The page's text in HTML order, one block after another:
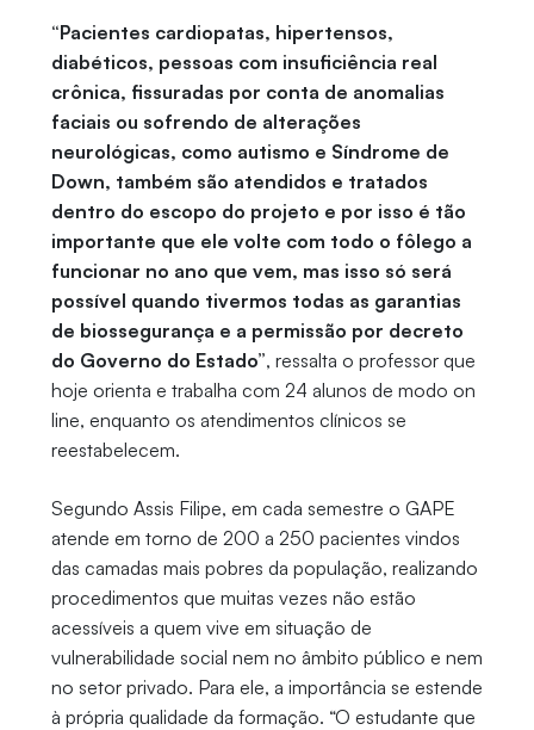
“Pacientes cardiopatas, hipertensos,
diabéticos, pessoas com insuficiência real
crônica, fissuradas por conta de anomalias
faciais ou sofrendo de alterações
neurológicas, como autismo e Síndrome de
Down, também são atendidos e tratados
dentro do escopo do projeto e por isso é tão
importante que ele volte com todo o fôlego a
funcionar no ano que vem, mas isso só será
possível quando tivermos todas as garantias
de biossegurança e a permissão por decreto
do Governo do Estado”, ressalta o professor que
hoje orienta e trabalha com 24 alunos de modo on
line, enquanto os atendimentos clínicos se
reestabelecem.
Segundo Assis Filipe, em cada semestre o GAPE
atende em torno de 200 a 250 pacientes vindos
das camadas mais pobres da população, realizando
procedimentos que muitas vezes não estão
acessíveis a quem vive em situação de
vulnerabilidade social nem no âmbito público e nem
no setor privado. Para ele, a importância se estende
à própria qualidade da formação. “O estudante que